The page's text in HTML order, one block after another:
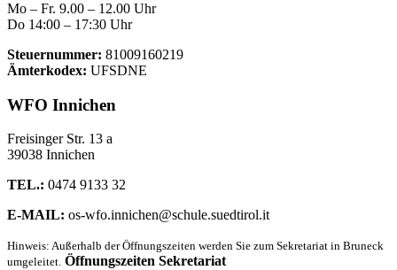
Mo – Fr. 9.00 – 12.00 Uhr
Do 14:00 – 17:30 Uhr
Steuernummer: 81009160219
Ämterkodex: UFSDNE
WFO Innichen
Freisinger Str. 13 a
39038 Innichen
TEL.: 0474 9133 32
E-MAIL: os-wfo.innichen@schule.suedtirol.it
Hinweis: Außerhalb der Öffnungszeiten werden Sie zum Sekretariat in Bruneck
umgeleitet. Öffnungszeiten Sekretariat